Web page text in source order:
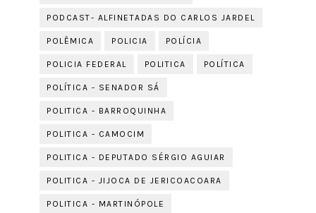
PODCAST- ALFINETADAS DO CARLOS JARDEL
POLÊMICA POLICIA POLÍCIA
POLICIA FEDERAL POLITICA POLÍTICA
POLÍTICA - SENADOR SÁ
POLITICA - BARROQUINHA
POLITICA - CAMOCIM
POLITICA - DEPUTADO SÉRGIO AGUIAR
POLITICA - JIJOCA DE JERICOACOARA
POLITICA - MARTINÓPOLE